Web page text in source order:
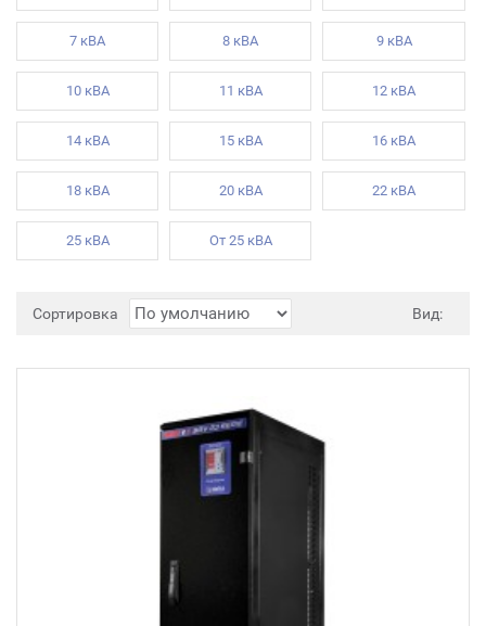
7 кВА 8 кВА 9 кВА
10 кВА 11 кВА 12 кВА
14 кВА 15 кВА 16 кВА
18 кВА 20 кВА 22 кВА
25 кВА От 25 кВА
Сортировка Вид: